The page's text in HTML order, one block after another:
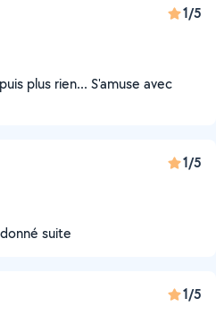
1/5
plus rien... S'amuse avec
1/5
suite
1/5